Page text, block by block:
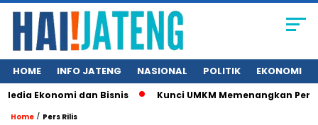
HOME INFO JATENG NASIONAL POLITIK EKONOMI
dan Bisnis Kunci UMKM Memenangkan Perhatian
Home / Pers Rilis